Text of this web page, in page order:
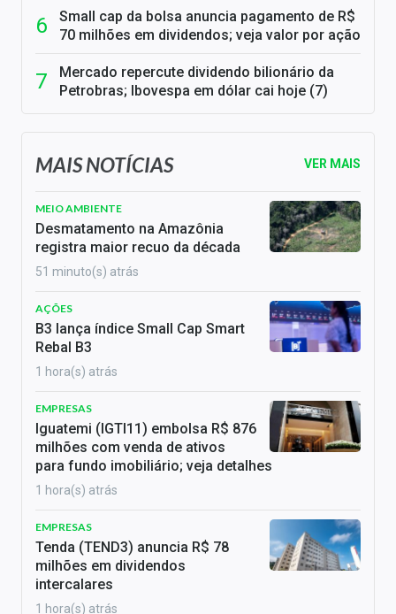
Small cap da bolsa anuncia pagamento de R$
70 milhões em dividendos; veja valor por ação
Mercado repercute dividendo bilionário da
Petrobras; Ibovespa em dólar cai hoje (7)
MAIS NOTÍCIAS VER MAIS
MEIO AMBIENTE
Desmatamento na Amazônia
registra maior recuo da década
51 minuto(s) atrás
AÇÕES
B3 lança índice Small Cap Smart
Rebal B3
1 hora(s) atrás
EMPRESAS
Iguatemi (IGTI11) embolsa R$ 876
milhões com venda de ativos
para fundo imobiliário; veja detalhes
1 hora(s) atrás
EMPRESAS
Tenda (TEND3) anuncia R$ 78
milhões em dividendos
intercalares
1 hora(s) atrás